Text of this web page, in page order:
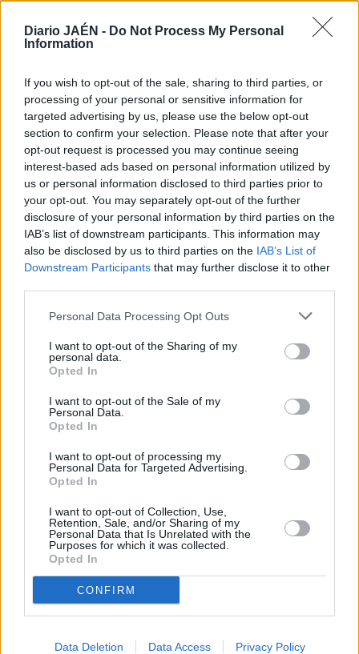
Diario JAÉN - Do Not Process My Personal
Information
If you wish to opt-out of the sale, sharing to third parties, or
processing of your personal or sensitive information for
targeted advertising by us, please use the below opt-out
section to confirm your selection. Please note that after your
opt-out request is processed you may continue seeing
interest-based ads based on personal information utilized by
us or personal information disclosed to third parties prior to
your opt-out. You may separately opt-out of the further
disclosure of your personal information by third parties on the
IAB’s list of downstream participants. This information may
also be disclosed by us to third parties on the IAB’s List of
Downstream Participants that may further disclose it to other
Personal Data Processing Opt Outs
I want to opt-out of the Sharing of my
personal data.
Opted In
I want to opt-out of the Sale of my
Personal Data.
Opted In
I want to opt-out of processing my
Personal Data for Targeted Advertising.
Opted In
I want to opt-out of Collection, Use,
Retention, Sale, and/or Sharing of my
Personal Data that Is Unrelated with the
Purposes for which it was collected.
Opted In
CONFIRM
Data Deletion Data Access Privacy Policy
lo que la alegría y la diversión se alargaron hasta bien
entrada la madrugada.
tanto la música como las artes escénicas obtuvieron el
protagonismo anoche. En esta edición, los aficionados a la
zarzuela disfrutaron de la obra “El Dúo de la Africana”,
representada por la compañía Andalarte en el Teatro
Cervantes. Para los más jóvenes había preparado un plato
fuerte: el concierto del cantante Dani Martín, quien deleitó
a sus numerosos seguidores durante toda la actuación. La
orquesta “La Divina” y el quinteto “Fénix” pusieron sus
notas en la Caseta Municipal, mientras que el Ballet
Español de Linares, dirigido por Ángel Solana y Marcos
Cruz, llenó de arte y belleza la caseta de IU-PCA con su
obra flamenca “Amalgama”.